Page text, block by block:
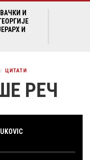
И
И
ЦИТАТИ
РЕЧ